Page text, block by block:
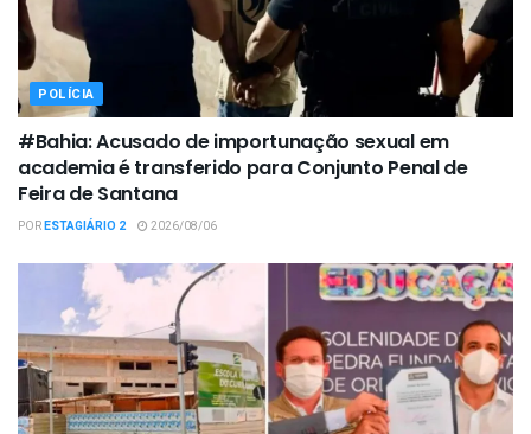
POLÍCIA
#Bahia: Acusado de importunação sexual em
academia é transferido para Conjunto Penal de
Feira de Santana
PORESTAGIÁRIO 2 2026/08/06